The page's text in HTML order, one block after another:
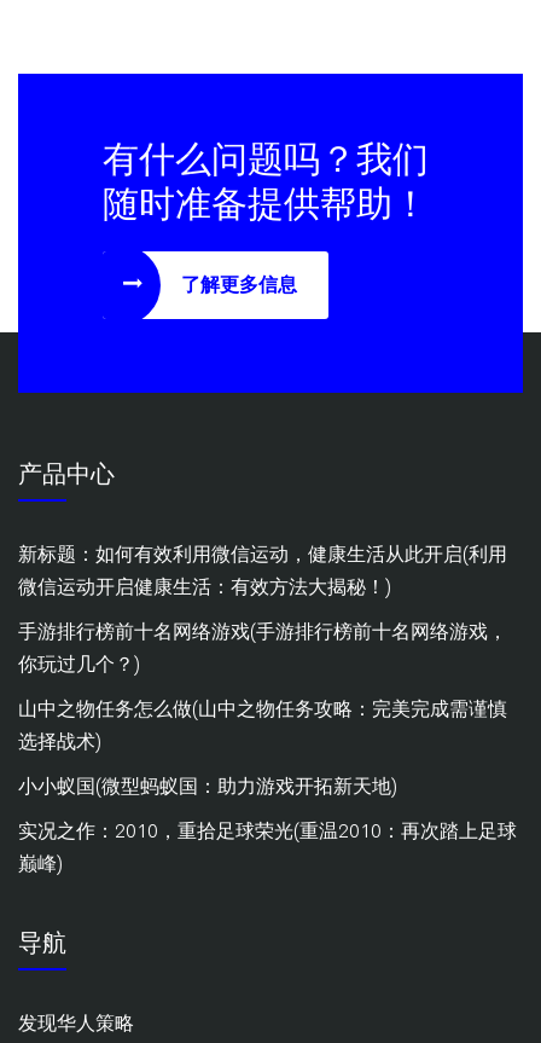
有什么问题吗？我们
随时准备提供帮助！
了解更多信息
产品中心
新标题：如何有效利用微信运动，健康生活从此开启(利用
微信运动开启健康生活：有效方法大揭秘！)
手游排行榜前十名网络游戏(手游排行榜前十名网络游戏，
你玩过几个？)
山中之物任务怎么做(山中之物任务攻略：完美完成需谨慎
选择战术)
小小蚁国(微型蚂蚁国：助力游戏开拓新天地)
实况之作：2010，重拾足球荣光(重温2010：再次踏上足球
巅峰)
导航
发现华人策略